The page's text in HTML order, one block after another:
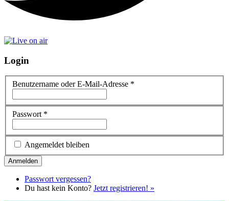
Login
Benutzername oder E-Mail-Adresse *
Passwort *
Angemeldet bleiben
Passwort vergessen?
Du hast kein Konto? Jetzt registrieren! »